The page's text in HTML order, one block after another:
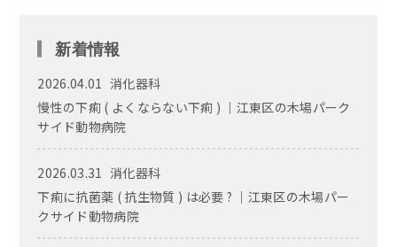
新着情報
2026.04.01 消化器科
慢性の下痢 ( よくならない下痢 ) ｜江東区の木場パーク
サイド動物病院
2026.03.31 消化器科
下痢に抗菌薬 ( 抗生物質 ) は必要 ? ｜江東区の木場パー
クサイド動物病院